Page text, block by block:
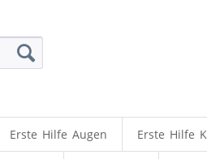
Erste Hilfe Augen Erste Hilfe